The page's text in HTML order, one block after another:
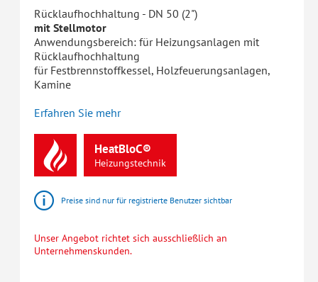
Rücklaufhochhaltung - DN 50 (2")
mit Stellmotor
Anwendungsbereich: für Heizungsanlagen mit
Rücklaufhochhaltung
für Festbrennstoffkessel, Holzfeuerungsanlagen,
Kamine
Erfahren Sie mehr
HeatBloC®
Heizungstechnik
Preise sind nur für registrierte Benutzer sichtbar
Unser Angebot richtet sich ausschließlich an
Unternehmenskunden.